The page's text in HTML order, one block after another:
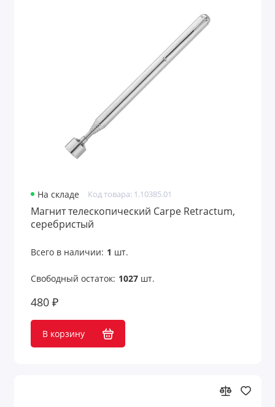
На складе Код товара: 1.10385.01
Магнит телескопический Carpe Retractum,
серебристый
Всего в наличии: 1 шт.
Свободный остаток: 1027шт.
480 ₽
В корзину